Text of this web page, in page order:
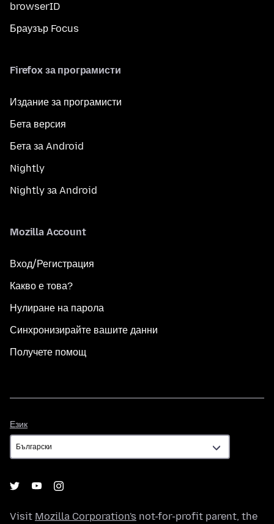
browserID
Браузър Focus
Firefox за програмисти
Издание за програмисти
Бета версия
Бета за Android
Nightly
Nightly за Android
Mozilla Account
Вход/Регистрация
Какво е това?
Нулиране на парола
Синхронизирайте вашите данни
Получете помощ
Език
Visit Mozilla Corporation's not-for-profit parent, the